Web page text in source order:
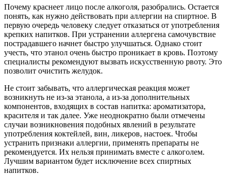
Почему краснеет лицо после алкоголя, разобрались. Остается
понять, как нужно действовать при аллергии на спиртное. В
первую очередь человеку следует отказаться от употребления
крепких напитков. При устранении аллергена самочувствие
пострадавшего начнет быстро улучшаться. Однако стоит
учесть, что этанол очень быстро проникает в кровь. Поэтому
специалисты рекомендуют вызвать искусственную рвоту. Это
позволит очистить желудок.
Не стоит забывать, что аллергическая реакция может
возникнуть не из-за этанола, а из-за дополнительных
компонентов, входящих в состав напитка: ароматизатора,
красителя и так далее. Уже неоднократно были отмечены
случаи возникновения подобных явлений в результате
употребления коктейлей, вин, ликеров, настоек. Чтобы
устранить признаки аллергии, применять препараты не
рекомендуется. Их нельзя принимать вместе с алкоголем.
Лучшим вариантом будет исключение всех спиртных
напитков.